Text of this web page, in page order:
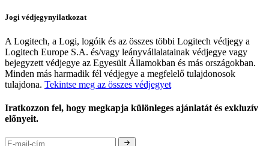
Jogi védjegynyilatkozat
A Logitech, a Logi, logóik és az összes többi Logitech védjegy a
Logitech Europe S.A. és/vagy leányvállalatainak védjegye vagy
bejegyzett védjegye az Egyesült Államokban és más országokban.
Minden más harmadik fél védjegye a megfelelő tulajdonosok
tulajdona. Tekintse meg az összes védjegyet
Iratkozzon fel, hogy megkapja különleges ajánlatát és exkluzív
előnyeit.